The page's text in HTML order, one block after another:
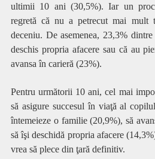
ultimii 10 ani (30,5%). Iar un
regretă că nu a petrecut mai
deceniu. De asemenea, 23,3%
deschis propria afacere sau că au
avansa în carieră (23%).
Pentru următorii 10 ani, cel mai
să asigure succesul în viaţă al
întemeieze o familie (20,9%), să
să îşi deschidă propria afacere
vrea să plece din ţară definitiv.